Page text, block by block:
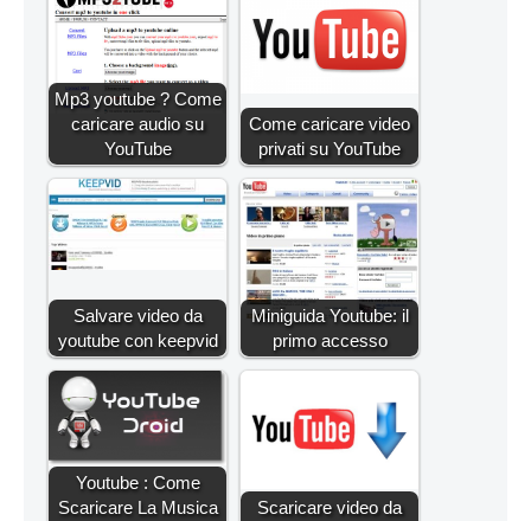
Mp3 youtube ? Come
caricare audio su
YouTube
Come caricare video
privati su YouTube
Salvare video da
youtube con keepvid
Miniguida Youtube: il
primo accesso
Youtube : Come
Scaricare La Musica
Scaricare video da